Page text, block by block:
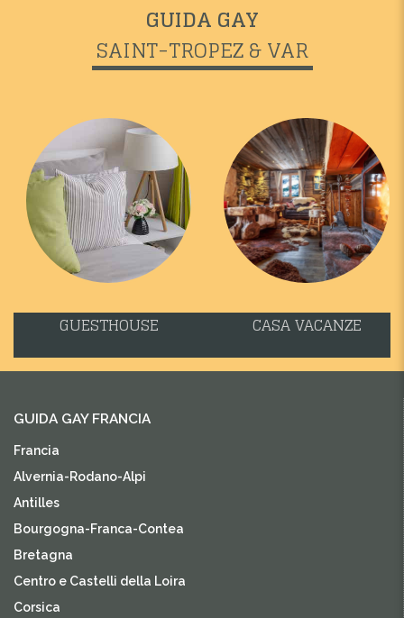
GUIDA GAY
SAINT-TROPEZ & VAR
GUESTHOUSE CASA VACANZE
GUIDA GAY FRANCIA
Francia
Alvernia-Rodano-Alpi
Antilles
Bourgogna-Franca-Contea
Bretagna
Centro e Castelli della Loira
Corsica